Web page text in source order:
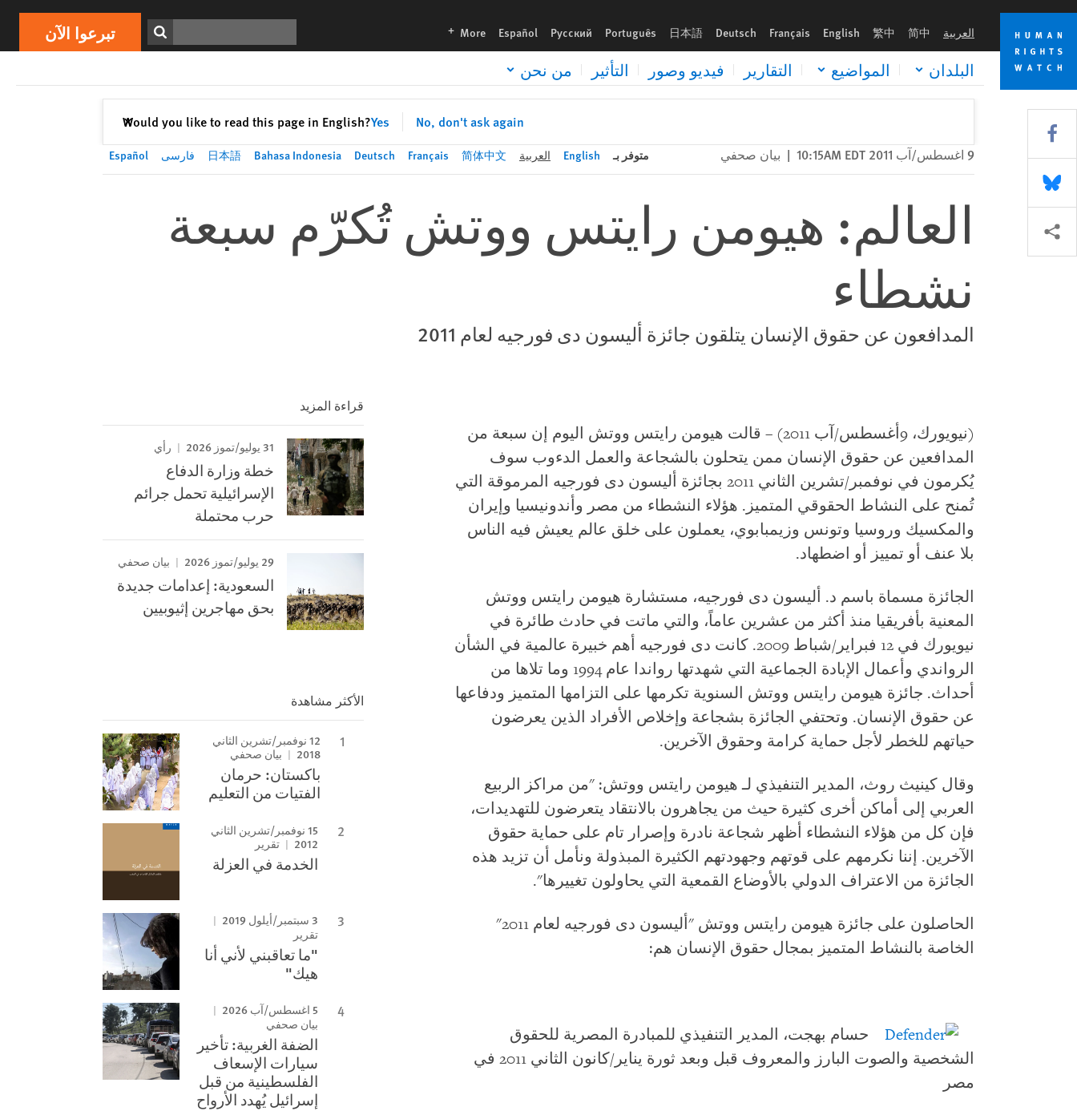
Skip
cookie
privacy
notice
Skip
main
content
العربية 简中
繁中
English
Français
Deutsch
日本語
Português
Русский
Español
More
languages تبرعوا الآن
البلدان المواضيع التقارير فيديو وصور التأثير من نحن
Would you like to read this page in English?Yes No, don't ask again
✕إغلاق
Print تبرعوا الآن
9 اغسطس/آب 2011 10:15AM EDT | بيان صحفي متوفر بـ English العربية 简体中文
Français
Deutsch
Bahasa Indonesia
日本語 فارسی Español
العالم: هيومن رايتس ووتش تُكرّم سبعة
نشطاء
المدافعون عن حقوق الإنسان يتلقون جائزة أليسون دى فورجيه لعام 2011
(نيويورك، 9
أغسطس/آب 2011) – قالت هيومن رايتس ووتش اليوم إن سبعة من
المدافعين عن حقوق الإنسان ممن يتحلون بالشجاعة والعمل الدءوب سوف
يُكرمون في نوفمبر/تشرين الثاني 2011 بجائزة أليسون دى فورجيه المرموقة التي
تُمنح على النشاط الحقوقي المتميز. هؤلاء النشطاء من مصر وأندونيسيا وإيران
والمكسيك وروسيا وتونس وزيمبابوي، يعملون على خلق عالم يعيش فيه الناس
بلا عنف أو تمييز أو اضطهاد.
الجائزة مسماة باسم د. أليسون دى فورجيه، مستشارة هيومن رايتس ووتش
المعنية بأفريقيا منذ أكثر من عشرين عاماً، والتي ماتت في حادث طائرة في
نيويورك في 12 فبراير/شباط 2009. كانت دى فورجيه أهم خبيرة عالمية في الشأن
الرواندي وأعمال الإبادة الجماعية التي شهدتها رواندا عام 1994 وما تلاها من
أحداث. جائزة هيومن رايتس ووتش السنوية تكرمها على التزامها المتميز ودفاعها
عن حقوق الإنسان. وتحتفي الجائزة بشجاعة وإخلاص الأفراد الذين يعرضون
حياتهم للخطر لأجل حماية كرامة وحقوق الآخرين.
وقال كينيث روث، المدير التنفيذي لـ هيومن رايتس ووتش: "من مراكز الربيع
العربي إلى أماكن أخرى كثيرة حيث من يجاهرون بالانتقاد يتعرضون للتهديدات،
فإن كل من هؤلاء النشطاء أظهر شجاعة نادرة وإصرار تام على حماية حقوق
الآخرين. إننا نكرمهم على قوتهم وجهودتهم الكثيرة المبذولة ونأمل أن تزيد هذه
الجائزة من الاعتراف الدولي بالأوضاع القمعية التي يحاولون تغييرها".
الحاصلون على جائزة هيومن رايتس ووتش "أليسون دى فورجيه لعام 2011"
الخاصة بالنشاط المتميز بمجال حقوق الإنسان هم:
حسام بهجت، المدير التنفيذي للمبادرة المصرية للحقوق
الشخصية والصوت البارز والمعروف قبل وبعد ثورة يناير/كانون الثاني 2011 في
مصر
قراءة المزيد
31 يوليو/تموز 2026 رأي
خطة وزارة الدفاع
الإسرائيلية تحمل جرائم
حرب محتملة
29 يوليو/تموز 2026 بيان صحفي
السعودية: إعدامات جديدة
بحق مهاجرين إثيوبيين
الأكثر مشاهدة
12 نوفمبر/تشرين الثاني
2018
بيان صحفي
باكستان: حرمان
الفتيات من التعليم
15 نوفمبر/تشرين الثاني
2012
تقرير
الخدمة في العزلة
3 سبتمبر/أيلول 2019
تقرير
"ما تعاقبني لأني أنا
هيك"
5 اغسطس/آب 2026
بيان صحفي
الضفة الغربية: تأخير
سيارات الإسعاف
الفلسطينية من قبل
إسرائيل يُهدد الأرواح
Share this via Facebook
Share this via Bluesky
Share this via مشاركة